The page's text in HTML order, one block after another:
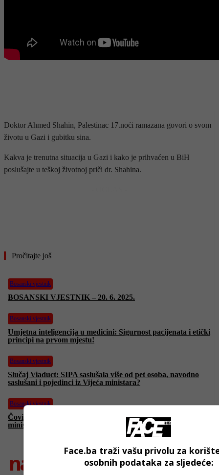
Doktor Ahmed Shahin, Palestinac 17.noći ramazana govori o svom
životu u Gazi i gubitku sina.
Kakva je trenutna situacija u Gazi i kako je prihvaćen u BiH
poslušajte u teškoj životnoj priči dr. Shahina.
Pročitajte još
Bosanski vjestnik
BOSANSKI VJESTNIK – 20. 6. 2025.
Bosanski vjestnik
Umjetna inteligencija u medicini: Sigurnost pacijenata i etički
principi na prvom mjestu!
Bosanski vjestnik
Slučaj Viaduct: SIPA saslušala više od pet osoba, navodno
saslušani i pojedinci iz Vijeća ministara?
Bosanski vjestnik
Čović razvalio plan Trojke: Nema rekonstrukcije Vijeća
ministara! Vuković: Srbi nisu zastupljeni!
najnovijeFace.ba traži vašu privolu za
osobnih podataka za sljedeće: